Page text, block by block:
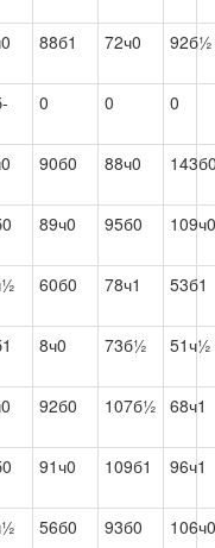
88б1 72ч0 92б½
0 0 0
90б0 88ч0
89ч0 95б0 109ч0
60б0 78ч1 53б1
8ч0 73б½ 51ч½
92б0 107б½ 68ч1
91ч0 109б1 96ч1
56б0 93б0 106ч0